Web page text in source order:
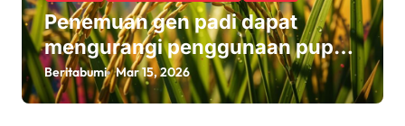
Penemuan gen padi dapat
mengurangi penggunaan pupuk
sekaligus melindungi hasil
panen
Beritabumi Mar 15, 2026